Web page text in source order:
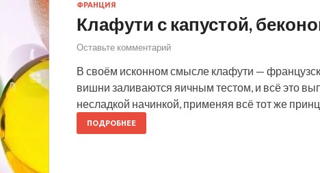
ФРАНЦИЯ
Клафути с капустой,
Оставьте комментарий
В своём исконном смысле клафути —
вишни заливаются яичным тестом, и всё это
несладкой начинкой, применяя всё тот же
ПОДРОБНЕЕ